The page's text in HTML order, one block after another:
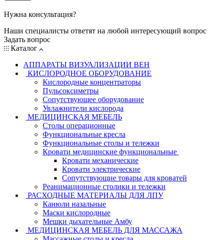
Нужна консультация?
Наши специалисты ответят на любой интересующий вопрос
Задать вопрос
Каталог
АППАРАТЫ ВИЗУАЛИЗАЦИИ ВЕН
КИСЛОРОДНОЕ ОБОРУДОВАНИЕ
Кислородные концентраторы
Пульсоксиметры
Сопутствующее оборудование
Увлажнители кислорода
МЕДИЦИНСКАЯ МЕБЕЛЬ
Столы операционные
Функциональные кресла
Функциональные столы и тележки
Кровати медицинские функциональные
Кровати механические
Кровати электрические
Сопутствующие товары для кроватей
Реанимационные столики и тележки
РАСХОДНЫЕ МАТЕРИАЛЫ ДЛЯ ЛПУ
Канюли назальные
Маски кислородные
Мешки дыхательные Амбу
МЕДИЦИНСКАЯ МЕБЕЛЬ ДЛЯ МАССАЖА